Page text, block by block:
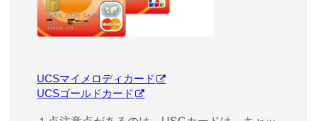
UCSマイメロディカード
UCSゴールドカード